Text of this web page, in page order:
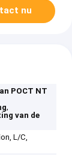
nu
POCT NT
,
van de
L/C,